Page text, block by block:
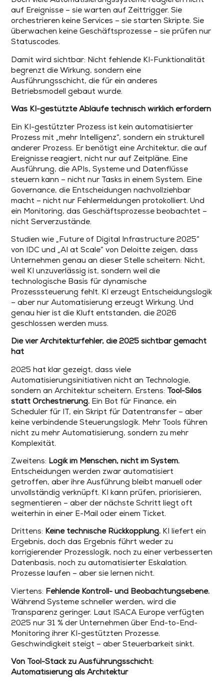
auf Ereignisse – sie warten auf Zeittrigger. Sie
orchestrieren keine Services – sie starten Skripte. Sie
überwachen keine Geschäftsprozesse – sie prüfen nur
Statuscodes.
Damit wird sichtbar: Nicht fehlende KI-Funktionalität
begrenzt die Wirkung, sondern eine
Ausführungsschicht, die für ein anderes
Betriebsmodell gebaut wurde.
Was KI-gestützte Abläufe technisch wirklich erfordern
Ein KI-gestützter Prozess ist kein automatisierter
Prozess mit „mehr Intelligenz“, sondern ein strukturell
anderer Prozess. Er benötigt eine Architektur, die auf
Ereignisse reagiert, nicht nur auf Zeitpläne. Eine
Ausführung, die APIs, Systeme und Datenflüsse
steuern kann – nicht nur Tasks in einem System. Eine
Governance, die Entscheidungen nachvollziehbar
macht – nicht nur Fehlermeldungen protokolliert. Und
ein Monitoring, das Geschäftsprozesse beobachtet –
nicht Serverzustände.
Studien wie „Future of Digital Infrastructure 2025“
von IDC und „AI at Scale“ von Deloitte zeigen, dass
Unternehmen genau an dieser Stelle scheitern: Nicht,
weil KI unzuverlässig ist, sondern weil die
technologische Basis für dynamische
Prozesssteuerung fehlt. KI erzeugt Entscheidungslogik
– aber nur Automatisierung erzeugt Wirkung. Und
genau hier ist die Kluft entstanden, die 2026
geschlossen werden muss.
Die vier Architekturfehler, die 2025 sichtbar gemacht
hat
2025 hat klar gezeigt, dass viele
Automatisierungsinitiativen nicht an Technologie,
sondern an Architektur scheitern. Erstens: Tool-Silos
statt Orchestrierung. Ein Bot für Finance, ein
Scheduler für IT, ein Skript für Datentransfer – aber
keine verbindende Steuerungslogik. Mehr Tools führen
nicht zu mehr Automatisierung, sondern zu mehr
Komplexität.
Zweitens: Logik im Menschen, nicht im System.
Entscheidungen werden zwar automatisiert
getroffen, aber ihre Ausführung bleibt manuell oder
unvollständig verknüpft. KI kann prüfen, priorisieren,
segmentieren – aber der nächste Schritt liegt oft
weiterhin in einer E-Mail oder einem Ticket.
Drittens: Keine technische Rückkopplung. KI liefert ein
Ergebnis, doch das Ergebnis führt weder zu
korrigierender Prozesslogik, noch zu einer verbesserten
Datenbasis, noch zu automatisierter Eskalation.
Prozesse laufen – aber sie lernen nicht.
Viertens: Fehlende Kontroll- und Beobachtungsebene.
Während Systeme schneller werden, wird die
Transparenz geringer. Laut ISACA Europe verfügten
2025 nur 31 % der Unternehmen über End-to-End-
Monitoring ihrer KI-gestützten Prozesse.
Geschwindigkeit steigt – aber Steuerbarkeit sinkt.
Von Tool-Stack zu Ausführungsschicht:
Automatisierung als Architektur